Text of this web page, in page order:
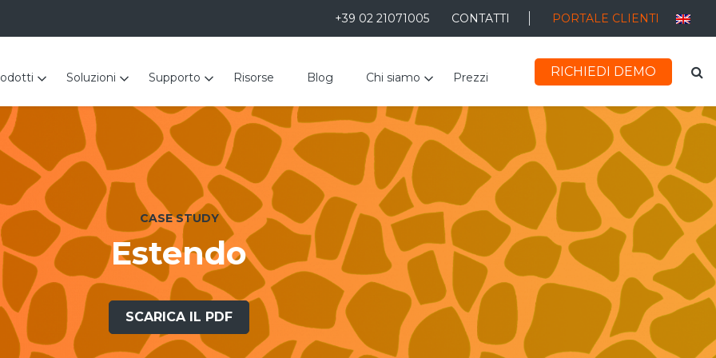
+39 02 21071005 CONTATTI PORTALE CLIENTI
Soluzioni Supporto Risorse Blog Chi siamo Prezzi RICHIEDI DEMO
CASE STUDY
Estendo
SCARICA IL PDF